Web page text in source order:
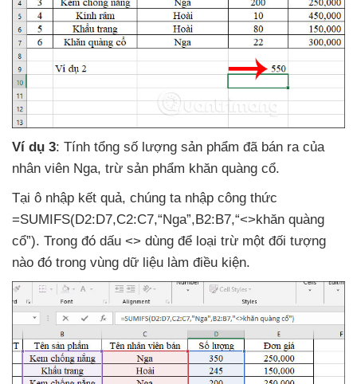
Ví dụ 3: Tính tổng số lượng sản phẩm đã bán ra của
nhân viên Nga, trừ sản phẩm khăn quàng cổ.
Tại ô nhập kết quả, chúng ta nhập công thức
=SUMIFS(D2:D7,C2:C7,“Nga”,B2:B7,“<>khăn quàng
cổ”). Trong đó dấu <> dùng để loại trừ một đối tượng
nào đó trong vùng dữ liệu làm điều kiện.